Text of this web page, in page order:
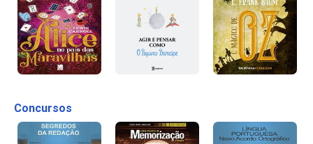
Concursos